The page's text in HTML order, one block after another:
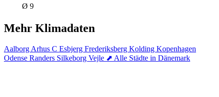
Ø 9
Mehr Klimadaten
Aalborg Arhus C Esbjerg Frederiksberg Kolding Kopenhagen
Odense Randers Silkeborg Vejle ⬈ Alle Städte in Dänemark